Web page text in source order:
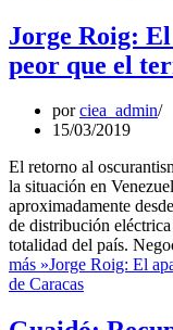
Jorge Roig:
peor que el
porciea_admin
15/03/2019
El retorno al
la situación en
aproximadamente
de distribución
totalidad del país.
más »Jorge Roig: El
de Caracas